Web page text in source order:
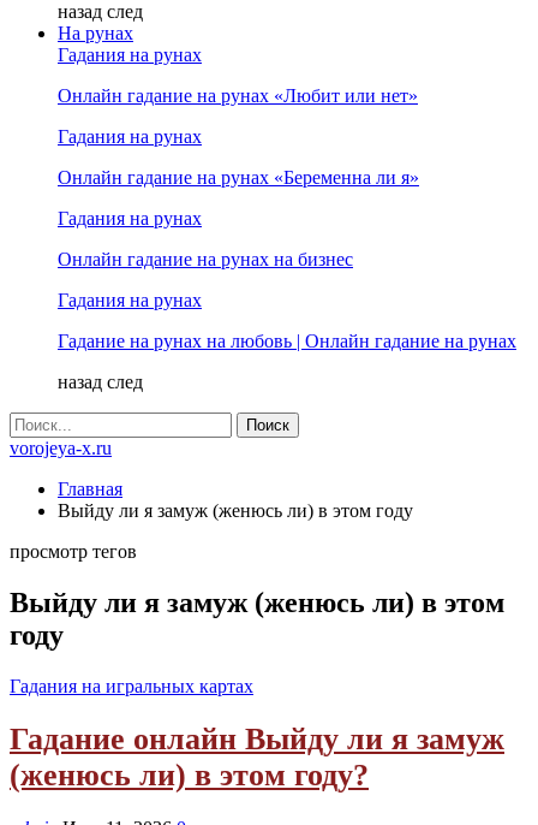
назад след
На рунах
Гадания на рунах
Онлайн гадание на рунах «Любит или нет»
Гадания на рунах
Онлайн гадание на рунах «Беременна ли я»
Гадания на рунах
Онлайн гадание на рунах на бизнес
Гадания на рунах
Гадание на рунах на любовь | Онлайн гадание на рунах
назад след
vorojeya-x.ru
Главная
Выйду ли я замуж (женюсь ли) в этом году
просмотр тегов
Выйду ли я замуж (женюсь ли) в этом
году
Гадания на игральных картах
Гадание онлайн Выйду ли я замуж
(женюсь ли) в этом году?